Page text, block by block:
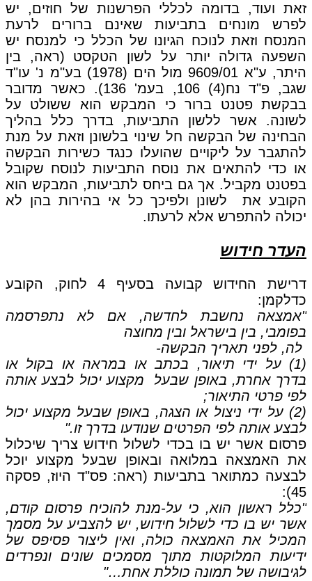
זאת ועוד, בדומה לכללי הפרשנות של חוזים, יש
לפרש מונחים בתביעות שאינם ברורים לרעת
המנסח וזאת לנוכח הגיונו של הכלל כי למנסח יש
השפעה גדולה יותר על לשון הטקסט (ראה, בין
היתר, ע"א 9609/01 מול הים (1978) בע"מ נ' עו"ד
שגב, פ"ד נח(4) 106, בעמ' 136). כאשר מדובר
בבקשת פטנט ברור כי המבקש הוא ששולט על
לשונה. אשר ללשון התביעות, בדרך כלל בהליך
הבחינה של הבקשה חל שינוי בלשונן וזאת על מנת
להתגבר על ליקויים שהועלו כנגד כשירות הבקשה
או כדי להתאים את נוסח התביעות לנוסח שקובל
בפטנט מקביל. אך גם ביחס לתביעות, המבקש הוא
הקובע את לשונן ולפיכך כל אי בהירות בהן לא
יכולה להתפרש אלא לרעתו.
העדר חידוש
דרישת החידוש קבועה בסעיף 4 לחוק, הקובע
כדלקמן:
"אמצאה נחשבת לחדשה, אם לא נתפרסמה
בפומבי, בין בישראל ובין מחוצה
לה, לפני תאריך הבקשה-
(1) על ידי תיאור, בכתב או במראה או בקול או
בדרך אחרת, באופן שבעל מקצוע יכול לבצע אותה
לפי פרטי התיאור;
(2) על ידי ניצול או הצגה, באופן שבעל מקצוע יכול
לבצע אותה לפי הפרטים שנודעו בדרך זו."
פרסום אשר יש בו בכדי לשלול חידוש צריך שיכלול
את האמצאה במלואה ובאופן שבעל מקצוע יוכל
לבצעה כמתואר בתביעות (ראה: פס"ד היוז, פסקה
45):
"כלל ראשון הוא, כי על-מנת להוכיח פרסום קודם,
אשר יש בו כדי לשלול חידוש, יש להצביע על מסמך
המכיל את האמצאה כולה, ואין ליצור פסיפס של
ידיעות המלוקטות מתוך מסמכים שונים ונפרדים
לגיבושה של תמונה כוללת אחת…"